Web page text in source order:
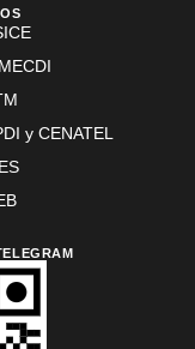
y CENATEL